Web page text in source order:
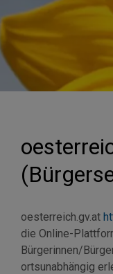
oesterreich.gv.at
die Online-
Bürgerinnen/
ortsunabhängig